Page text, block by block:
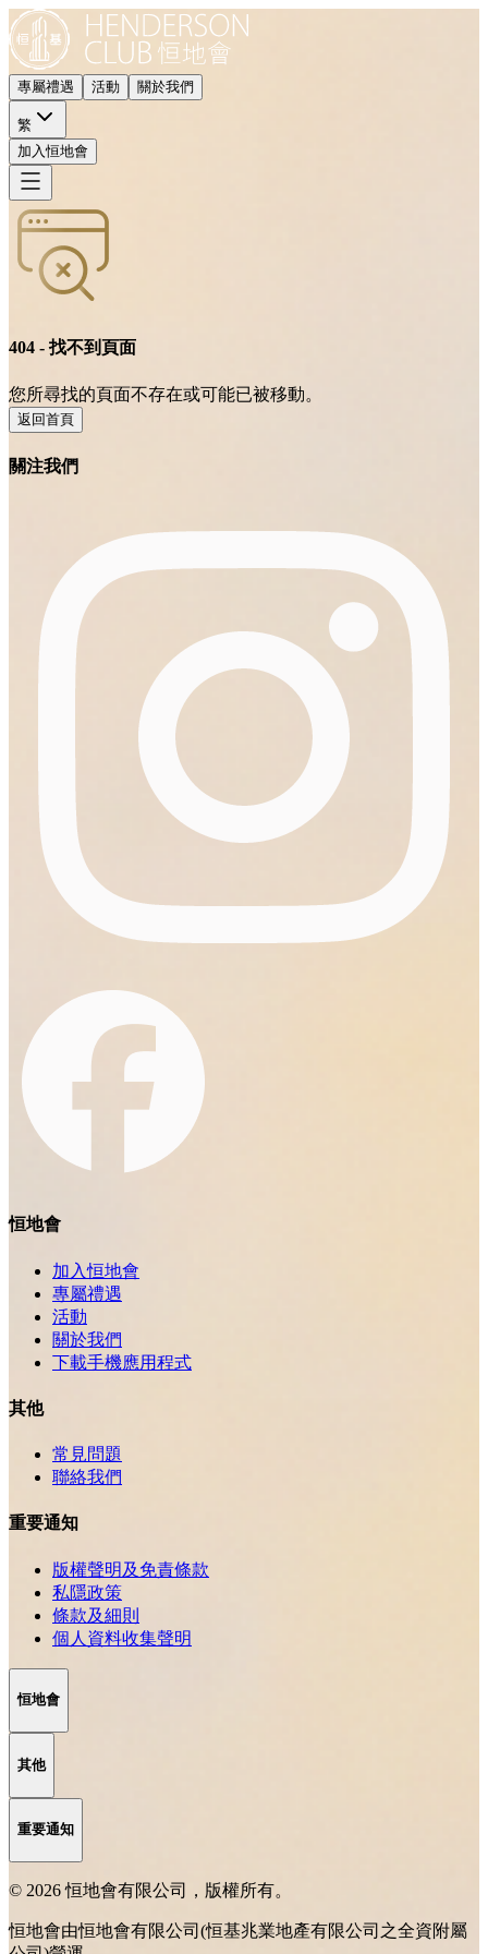
專屬禮遇 活動 關於我們
繁
加入恒地會
404 - 找不到頁面
您所尋找的頁面不存在或可能已被移動。
返回首頁
關注我們
恒地會
加入恒地會
專屬禮遇
活動
關於我們
下載手機應用程式
其他
常見問題
聯絡我們
重要通知
版權聲明及免責條款
私隱政策
條款及細則
個人資料收集聲明
恒地會
其他
重要通知
© 2026 恒地會有限公司，版權所有。
恒地會由恒地會有限公司(恒基兆業地產有限公司之全資附屬